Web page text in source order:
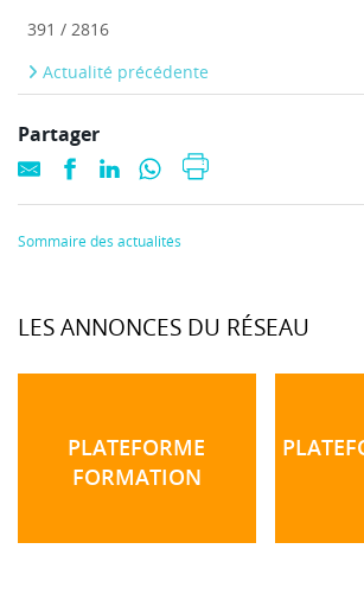
391 / 2816
Actualité précédente
Partager
Sommaire des actualités
LES ANNONCES DU RÉSEAU
PLATEFORME
FORMATION